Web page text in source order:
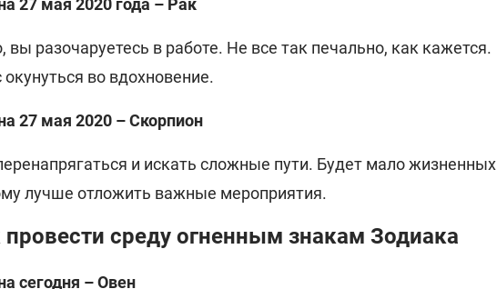
27 мая 2020 года – Рак
вы разочаруетесь в работе. Не все так печально, как кажется.
во вдохновение.
27 мая 2020 – Скорпион
и искать сложные пути. Будет мало жизненных
лучше отложить важные мероприятия.
провести среду огненным знакам Зодиака
сегодня – Овен